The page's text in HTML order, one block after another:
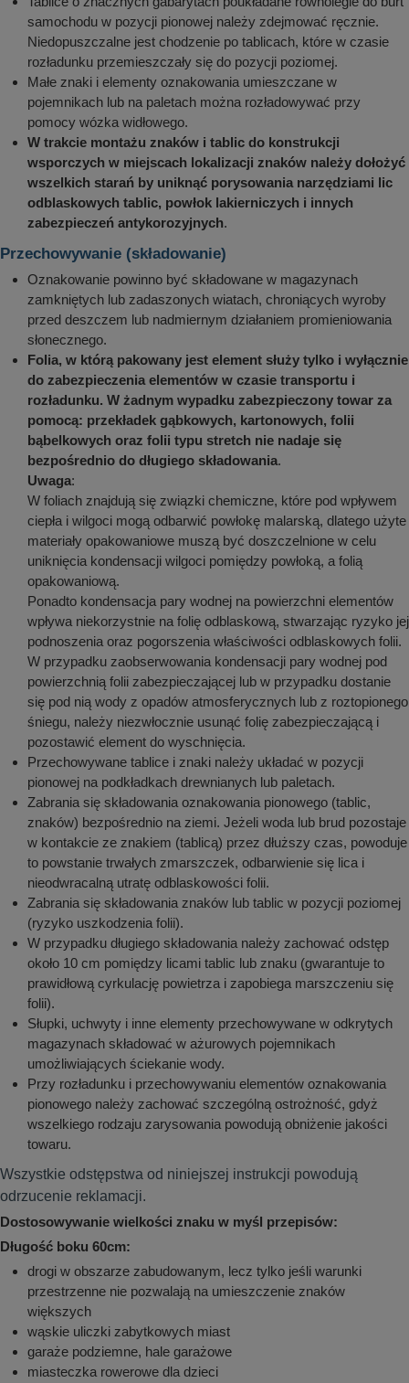
samochodu w pozycji pionowej należy zdejmować ręcznie.
Niedopuszczalne jest chodzenie po tablicach, które w czasie
rozładunku przemieszczały się do pozycji poziomej.
Małe znaki i elementy oznakowania umieszczane w
pojemnikach lub na paletach można rozładowywać przy
pomocy wózka widłowego.
W trakcie montażu znaków i tablic do konstrukcji
wsporczych w miejscach lokalizacji znaków należy dołożyć
wszelkich starań by uniknąć porysowania narzędziami lic
odblaskowych tablic, powłok lakierniczych i innych
zabezpieczeń antykorozyjnych.
Przechowywanie (składowanie)
Oznakowanie powinno być składowane w magazynach
zamkniętych lub zadaszonych wiatach, chroniących wyroby
przed deszczem lub nadmiernym działaniem promieniowania
słonecznego.
Folia, w którą pakowany jest element służy tylko i wyłącznie
do zabezpieczenia elementów w czasie transportu i
rozładunku. W żadnym wypadku zabezpieczony towar za
pomocą: przekładek gąbkowych, kartonowych, folii
bąbelkowych oraz folii typu stretch nie nadaje się
bezpośrednio do długiego składowania.
Uwaga:
W foliach znajdują się związki chemiczne, które pod wpływem
ciepła i wilgoci mogą odbarwić powłokę malarską, dlatego użyte
materiały opakowaniowe muszą być doszczelnione w celu
uniknięcia kondensacji wilgoci pomiędzy powłoką, a folią
opakowaniową.
Ponadto kondensacja pary wodnej na powierzchni elementów
wpływa niekorzystnie na folię odblaskową, stwarzając ryzyko jej
podnoszenia oraz pogorszenia właściwości odblaskowych folii.
W przypadku zaobserwowania kondensacji pary wodnej pod
powierzchnią folii zabezpieczającej lub w przypadku dostanie
się pod nią wody z opadów atmosferycznych lub z roztopionego
śniegu, należy niezwłocznie usunąć folię zabezpieczającą i
pozostawić element do wyschnięcia.
Przechowywane tablice i znaki należy układać w pozycji
pionowej na podkładkach drewnianych lub paletach.
Zabrania się składowania oznakowania pionowego (tablic,
znaków) bezpośrednio na ziemi. Jeżeli woda lub brud pozostaje
w kontakcie ze znakiem (tablicą) przez dłuższy czas, powoduje
to powstanie trwałych zmarszczek, odbarwienie się lica i
nieodwracalną utratę odblaskowości folii.
Zabrania się składowania znaków lub tablic w pozycji poziomej
(ryzyko uszkodzenia folii).
W przypadku długiego składowania należy zachować odstęp
około 10 cm pomiędzy licami tablic lub znaku (gwarantuje to
prawidłową cyrkulację powietrza i zapobiega marszczeniu się
folii).
Słupki, uchwyty i inne elementy przechowywane w odkrytych
magazynach składować w ażurowych pojemnikach
umożliwiających ściekanie wody.
Przy rozładunku i przechowywaniu elementów oznakowania
pionowego należy zachować szczególną ostrożność, gdyż
wszelkiego rodzaju zarysowania powodują obniżenie jakości
towaru.
Wszystkie odstępstwa od niniejszej instrukcji powodują
odrzucenie reklamacji.
Dostosowywanie wielkości znaku w myśl przepisów:
Długość boku 60cm:
drogi w obszarze zabudowanym, lecz tylko jeśli warunki
przestrzenne nie pozwalają na umieszczenie znaków
większych
wąskie uliczki zabytkowych miast
garaże podziemne, hale garażowe
miasteczka rowerowe dla dzieci